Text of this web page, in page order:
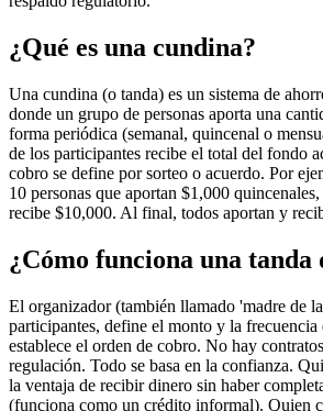
¿Qué es una cundina?
Una cundina (o tanda) es un sistema de
donde un grupo de personas aporta una
forma periódica (semanal, quincenal o
de los participantes recibe el total del fondo
cobro se define por sorteo o acuerdo. Por
10 personas que aportan $1,000
recibe $10,000. Al final, todos aportan y
¿Cómo funciona una tanda
El organizador (también llamado 'madre de
participantes, define el monto y la frecuencia
establece el orden de cobro. No hay
regulación. Todo se basa en la confianza.
la ventaja de recibir dinero sin haber
(funciona como un crédito informal). Quien